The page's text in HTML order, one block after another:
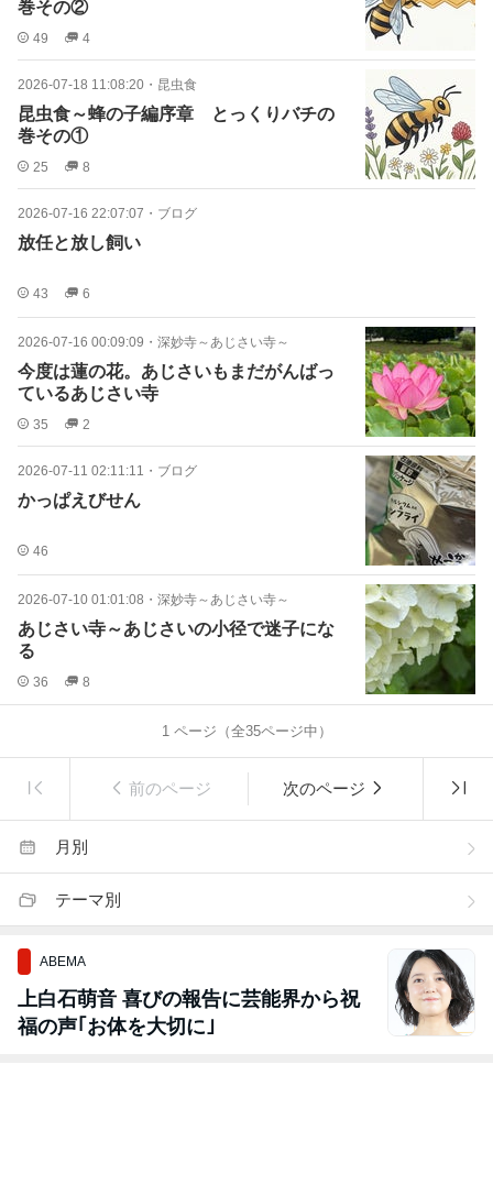
巻その②
49 4
2026-07-18 11:08:20 ・ 昆虫食
昆虫食～蜂の子編序章 とっくりバチの
巻その①
25 8
2026-07-16 22:07:07 ・ ブログ
放任と放し飼い
43 6
2026-07-16 00:09:09 ・ 深妙寺～あじさい寺～
今度は蓮の花。あじさいもまだがんばっ
ているあじさい寺
35 2
2026-07-11 02:11:11 ・ ブログ
かっぱえびせん
46
2026-07-10 01:01:08 ・ 深妙寺～あじさい寺～
あじさい寺～あじさいの小径で迷子にな
る
36 8
1ページ（全35ページ中）
前のページ 次のページ
月別
テーマ別
ABEMA
上白石萌音 喜びの報告に芸能界から祝
福の声｢お体を大切に｣